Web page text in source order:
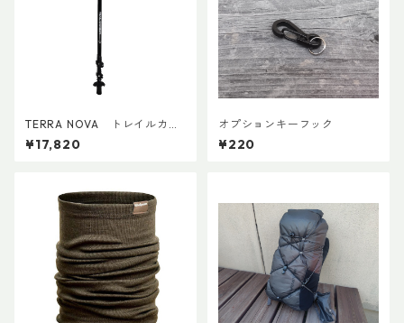
TERRA NOVA トレイルカー
ボンADDカスタム Ver.2 (ペ
ア)
¥17,820
オプションキーフック
¥220